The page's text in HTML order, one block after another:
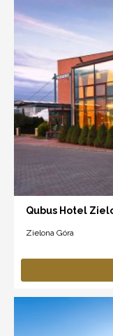
Qubus Hotel
Zielona Góra